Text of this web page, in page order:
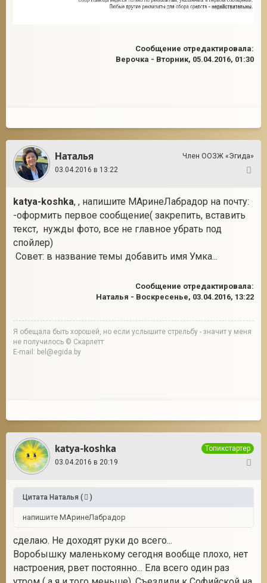
Сообщение отредактировала:
Верочка - Вторник, 05.04.2016, 01:30
Наталья
Член ООЗЖ «Эгида»
03.04.2016 в 13:22
katya-koshka, , напишите МАринеЛабрадор на почту:
-оформить первое сообщение( закрепить, вставить
текст, нужды фото, все не главное убрать под
спойлер)
Совет: в название темы добавить имя Умка...
Сообщение отредактировала:
Наталья - Воскресенье, 03.04.2016, 13:22
Я обещала быть хорошей, но если услышите стрельбу - значит у меня
не получилось © Скарлетт
E-mail: bel@egida.by
katya-koshka
Топикстартер
03.04.2016 в 20:19
Цитата Наталья ( )
напишите МАринеЛабрадор
сделаю. Не доходят руки до всего...
Воробышку маленькому сегодня вообще плохо, нет
настроения, рвет постоянно... Ела всего один раз